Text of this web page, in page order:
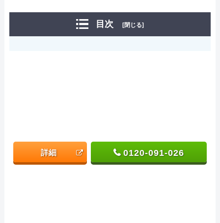
目次 [閉じる]
詳細 0120-091-026